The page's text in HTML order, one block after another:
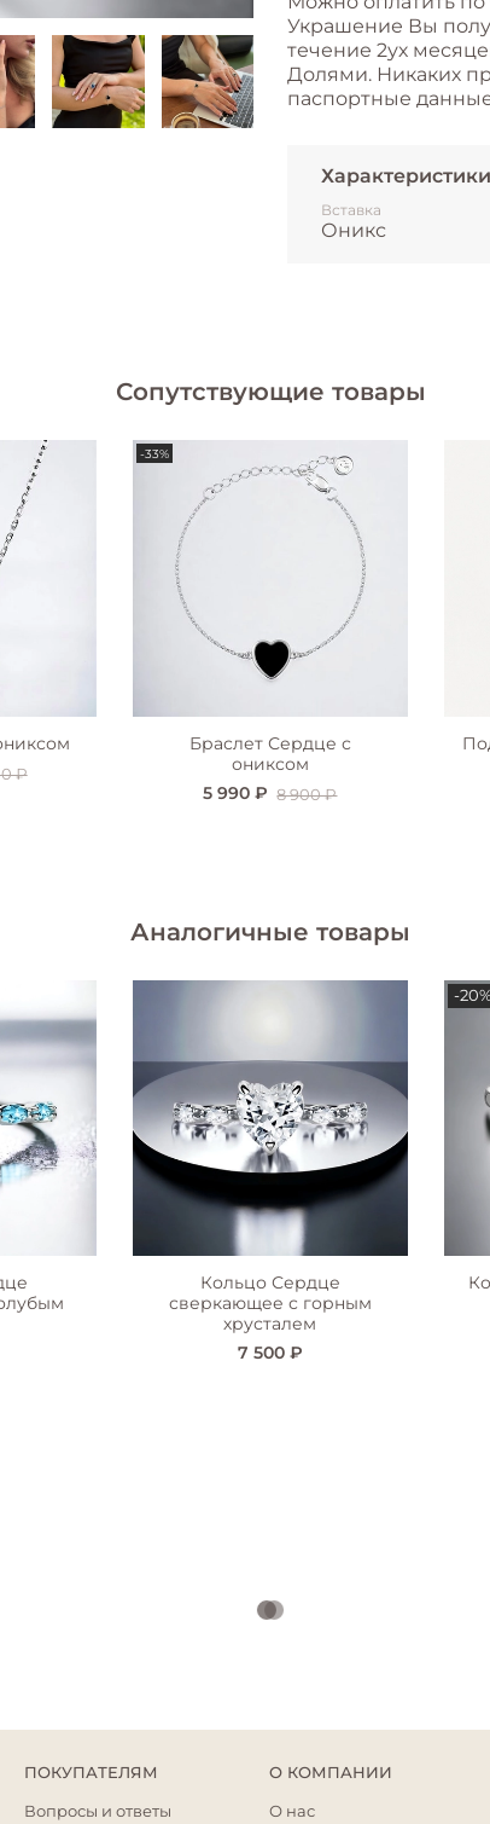
Украшение Вы
течение 2ух
Долями. Никаких
паспортные
Характеристики
Вставка
Оникс
Сопутствующие товары
₽
-33%
Браслет Сердце с
ониксом
5 990 ₽ 8 900 ₽
Аналогичные товары
Кольцо Сердце
сверкающее с горным
хрусталем
7 500 ₽
-
ПОКУПАТЕЛЯМ
Вопросы и ответы
О КОМПАНИИ
О нас